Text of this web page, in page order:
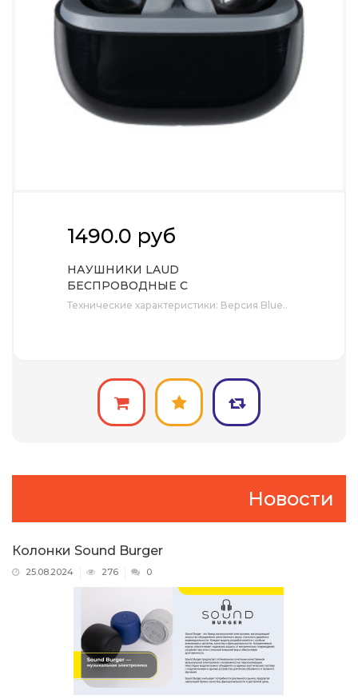
1490.0 руб
НАУШНИКИ LAUD
БЕСПРОВОДНЫЕ С
АМБУШЮРАМИ, ПЛАСТИКОВЫЙ
Технические характеристики: Версия Blue..
Новости
Колонки Sound Burger
25.08.2024 276 0